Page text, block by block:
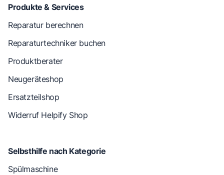
Produkte & Services
Reparatur berechnen
Reparaturtechniker buchen
Produktberater
Neugeräteshop
Ersatzteilshop
Widerruf Helpify Shop
Selbsthilfe nach Kategorie
Spülmaschine